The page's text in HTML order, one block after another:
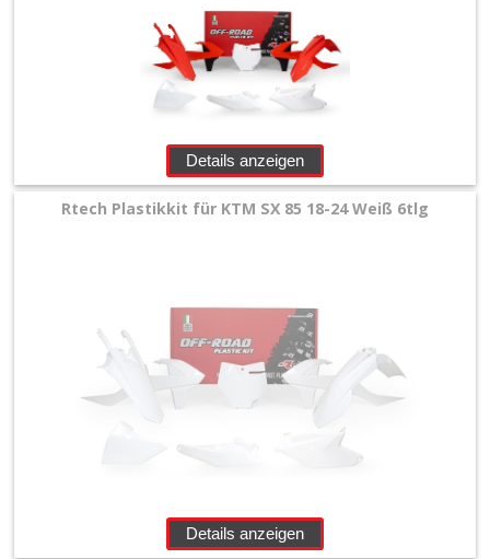
Details anzeigen
Rtech Plastikkit für KTM SX 85 18-24 Weiß 6tlg
Details anzeigen